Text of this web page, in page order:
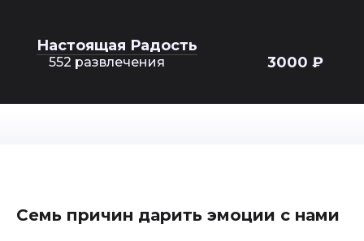
Настоящая Радость
552 развлечения 3000 ₽
Семь причин дарить эмоции с нами